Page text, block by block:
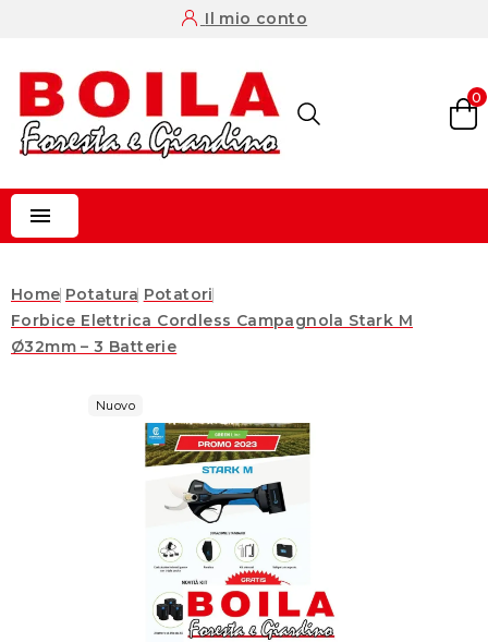
Il mio conto
0

Home Potatura Potatori
Forbice Elettrica Cordless Campagnola Stark M
Ø32mm – 3 Batterie
Nuovo